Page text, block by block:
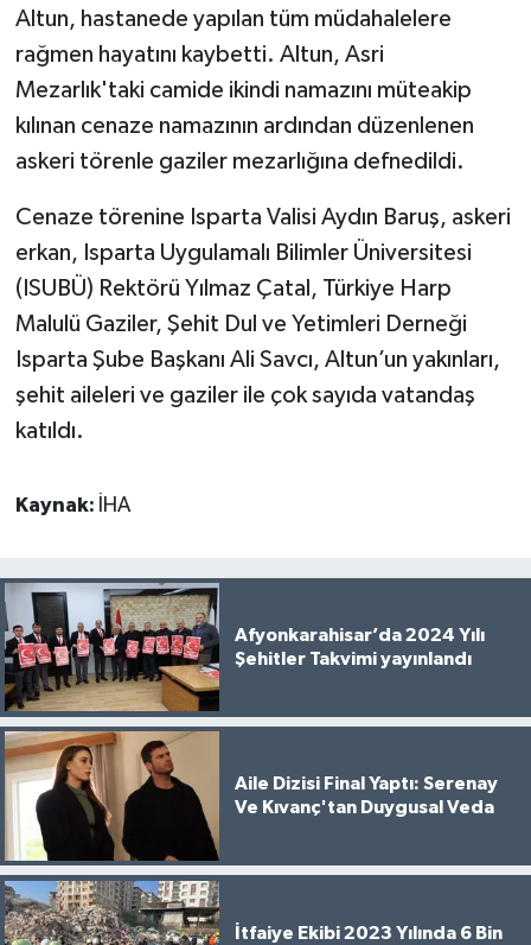
Altun, hastanede yapılan tüm müdahalelere
rağmen hayatını kaybetti. Altun, Asri
Mezarlık'taki camide ikindi namazını müteakip
kılınan cenaze namazının ardından düzenlenen
askeri törenle gaziler mezarlığına defnedildi.
Cenaze törenine Isparta Valisi Aydın Baruş, askeri
erkan, Isparta Uygulamalı Bilimler Üniversitesi
(ISUBÜ) Rektörü Yılmaz Çatal, Türkiye Harp
Malulü Gaziler, Şehit Dul ve Yetimleri Derneği
Isparta Şube Başkanı Ali Savcı, Altun’un yakınları,
şehit aileleri ve gaziler ile çok sayıda vatandaş
katıldı.
Kaynak: İHA
Afyonkarahisar’da 2024 Yılı
Şehitler Takvimi yayınlandı
Aile Dizisi Final Yaptı: Serenay
Ve Kıvanç'tan Duygusal Veda
İtfaiye Ekibi 2023 Yılında 6 Bin